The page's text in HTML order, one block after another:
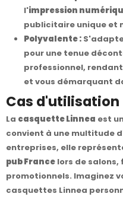
l'impression
publicitaire unique et
Polyvalente :
pour une tenue
professionnel,
et vous démarquant
Cas d'utilisation
La casquette Linnea est
convient à une multitude
entreprises, elle
pub France lors de salons,
promotionnels. Imaginez
casquettes Linnea